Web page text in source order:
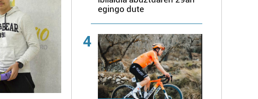
egingo dute
4